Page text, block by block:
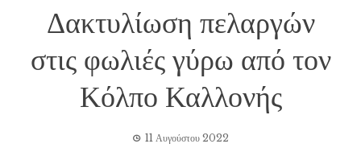
Δακτυλίωση πελαργών
στις φωλιές γύρω από τον
Κόλπο Καλλονής
11 Αυγούστου 2022